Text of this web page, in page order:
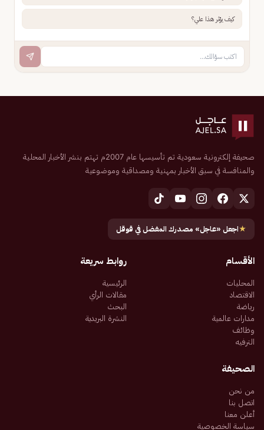
كيف يؤثر هذا علي؟
صحيفة إلكترونية سعودية تم تأسيسها عام 2007م تهتم بنشر الأخبار المحلية
والمنافسة في سبق الأخبار بمهنية ومصداقية وموضوعية
★اجعل «عاجل» مصدرك المفضل في قوقل
الأقسام
المحليات
الاقتصاد
رياضة
مدارات عالمية
وظائف
الترفيه
روابط سريعة
الرئيسية
مقالات الرأي
البحث
النشرة البريدية
الصحيفة
من نحن
اتصل بنا
أعلن معنا
سياسة الخصوصية